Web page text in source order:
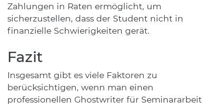
Zahlungen in Raten ermöglicht, um
sicherzustellen, dass der Student nicht in
finanzielle Schwierigkeiten gerät.
Fazit
Insgesamt gibt es viele Faktoren zu
berücksichtigen, wenn man einen
professionellen Ghostwriter für Seminararbeit